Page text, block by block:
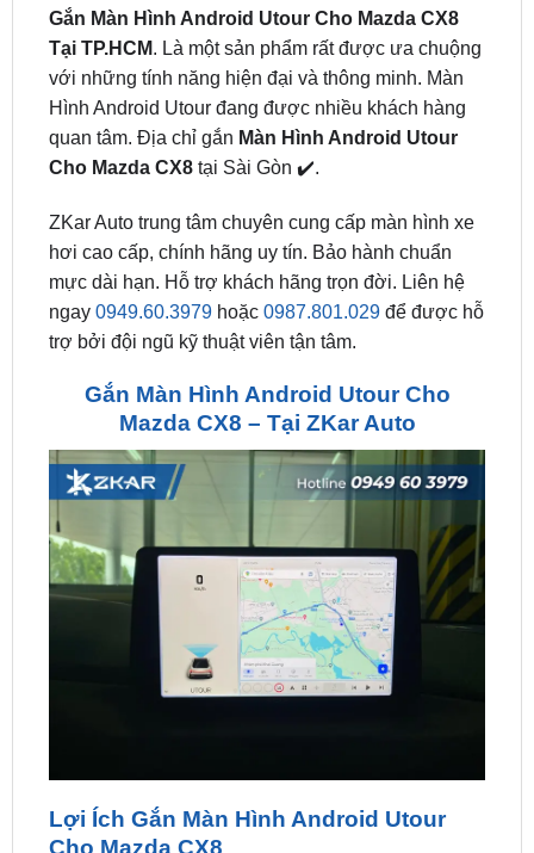
với những tính năng hiện đại và thông minh. Màn
Hình Android Utour đang được nhiều khách hàng
quan tâm. Địa chỉ gắnMàn Hình Android Utour
Cho Mazda CX8tại Sài Gòn ✔️.
ZKar Auto trung tâm chuyên cung cấp màn hình xe
mực dài hạn. Hỗ trợ khách hãng trọn đời. Liên hệ
ngay0949.60.3979hoặc0987.801.029để được hỗ
trợ bởi đội ngũ kỹ thuật viên tận tâm.
Gắn Màn Hình Android Utour Cho
Cho Mazda CX8
Màn hình cảm ứng sắc nét: Màn hình Android